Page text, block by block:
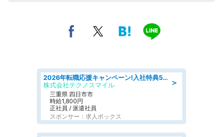
＞
2026年転職応援キャンペーン!入社特典58万円/デンソーで働こう!自動車工場で小型部品の検査業務 denso aichi
株式会社テクノスマイル
三重県 四日市市
時給1,800円
正社員 / 派遣社員
スポンサー：求人ボックス